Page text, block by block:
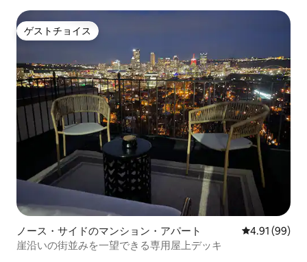
ゲストチョイス
ゲストチョイス
ノース・サイドのマンション・アパート レビュー99
4.91 (99)
崖沿いの街並みを一望できる専用屋上デッキ